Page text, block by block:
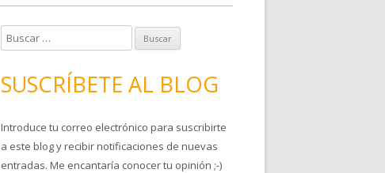
u
c
r
:
SUSCRÍBETE AL BLOG
Introduce tu correo electrónico para suscribirte
a este blog y recibir notificaciones de nuevas
entradas. Me encantaría conocer tu opinión ;-)